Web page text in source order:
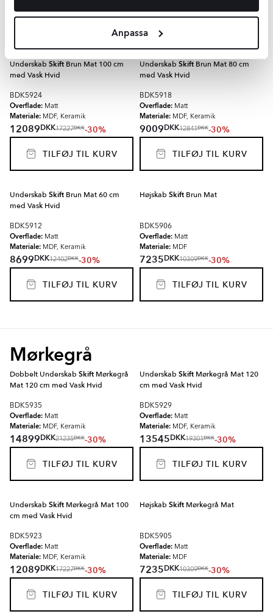
Anpassa
Underskab Skift Brun Mat 100 cm
med Vask Hvid
BDK5924
Overflade: Matt
Materiale: MDF, Keramik
12089DKK17227DKK-30%
TILFØJ TIL KURV
Underskab Skift Brun Mat 80 cm
med Vask Hvid
BDK5918
Overflade: Matt
Materiale: MDF, Keramik
9009DKK12841DKK-30%
TILFØJ TIL KURV
Underskab Skift Brun Mat 60 cm
med Vask Hvid
BDK5912
Overflade: Matt
Materiale: MDF, Keramik
8699DKK12402DKK-30%
TILFØJ TIL KURV
Højskab Skift Brun Mat
BDK5906
Overflade: Matt
Materiale: MDF
7235DKK10309DKK-30%
TILFØJ TIL KURV
Mørkegrå
Dobbelt Underskab Skift Mørkegrå
Mat 120 cm med Vask Hvid
BDK5935
Overflade: Matt
Materiale: MDF, Keramik
14899DKK21235DKK-30%
TILFØJ TIL KURV
Underskab Skift Mørkegrå Mat 120
cm med Vask Hvid
BDK5929
Overflade: Matt
Materiale: MDF, Keramik
13545DKK19301DKK-30%
TILFØJ TIL KURV
Underskab Skift Mørkegrå Mat 100
cm med Vask Hvid
BDK5923
Overflade: Matt
Materiale: MDF, Keramik
12089DKK17227DKK-30%
TILFØJ TIL KURV
Højskab Skift Mørkegrå Mat
BDK5905
Overflade: Matt
Materiale: MDF
7235DKK10309DKK-30%
TILFØJ TIL KURV